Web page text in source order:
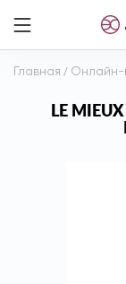
Главная / Онлайн-
LE